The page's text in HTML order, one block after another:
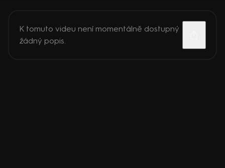
K tomuto videu není momentálně dostupný
žádný popis.